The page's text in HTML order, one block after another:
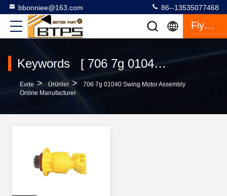
bbonniee@163.com 86--13535077468
Fiyat Teklifi
Keywords [ 706 7g 01040 swing motor assembly ] Match 1 Ürünler
Evde > Ürünler >
706 7g 01040 Swing Motor Assembly
Online Manufacturer